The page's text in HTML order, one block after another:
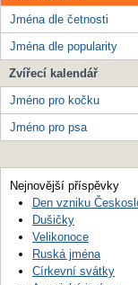
Jména dle četnosti
Jména dle popularity
Zvířecí kalendář
Jméno pro kočku
Jméno pro psa
Nejnovější příspěvky
Den vzniku
Dušičky
Velikonoce
Ruská jména
Církevní svátky